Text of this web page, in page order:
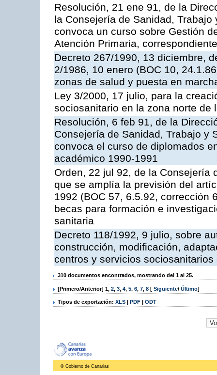
Resolución, 21 ene 91, de la
la Consejería de Sanidad,
convoca un curso sobre Gestión
Atención Primaria,
Decreto 267/1990, 13 diciembre,
2/1986, 10 enero (BOC 10,
zonas de salud y puesta en
Ley 3/2000, 17 julio, para la
sociosanitario en la zona norte de
Resolución, 6 feb 91, de la
Consejería de Sanidad, Trabajo y
convoca el curso de diplomados
académico 1990-1991
Orden, 22 jul 92, de la Consejería
que se amplía la previsión del
1992 (BOC 57, 6.5.92, corrección
becas para formación e
sanitaria
Decreto 118/1992, 9 julio, sobre
construcción, modificación,
centros y servicios
310 documentos encontrados, mostrando del 1 al 25.
[Primero/Anterior] 1, 2, 3, 4, 5, 6, 7, 8 [ Siguiente/ Último]
Tipos de exportación: XLS | PDF | ODT
© Gobierno de Canarias